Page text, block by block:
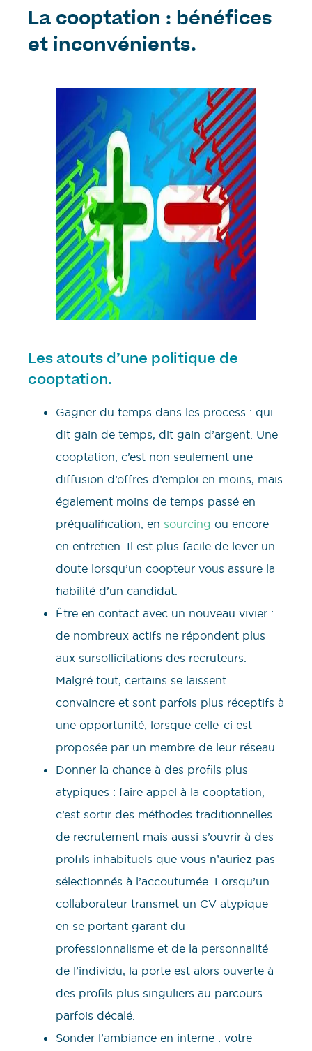
La cooptation : bénéfices
et inconvénients.
Les atouts d’une politique de
cooptation.
Gagner du temps dans les process : qui
dit gain de temps, dit gain d’argent. Une
cooptation, c’est non seulement une
diffusion d’offres d’emploi en moins, mais
également moins de temps passé en
préqualification, en sourcing ou encore
en entretien. Il est plus facile de lever un
doute lorsqu’un coopteur vous assure la
fiabilité d’un candidat.
Être en contact avec un nouveau vivier :
de nombreux actifs ne répondent plus
aux sursollicitations des recruteurs.
Malgré tout, certains se laissent
convaincre et sont parfois plus réceptifs à
une opportunité, lorsque celle-ci est
proposée par un membre de leur réseau.
Donner la chance à des profils plus
atypiques : faire appel à la cooptation,
c’est sortir des méthodes traditionnelles
de recrutement mais aussi s’ouvrir à des
profils inhabituels que vous n’auriez pas
sélectionnés à l’accoutumée. Lorsqu’un
collaborateur transmet un CV atypique
en se portant garant du
professionnalisme et de la personnalité
de l’individu, la porte est alors ouverte à
des profils plus singuliers au parcours
parfois décalé.
Sonder l’ambiance en interne : votre